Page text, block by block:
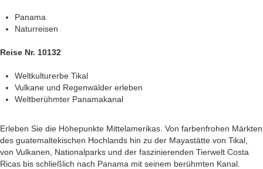
Panama
Naturreisen
Reise Nr. 10132
Weltkulturerbe Tikal
Vulkane und Regenwälder erleben
Weltberühmter Panamakanal
Erleben Sie die Höhepunkte Mittelamerikas. Von farbenfrohen Märkten
des guatemaltekischen Hochlands hin zu der Mayastätte von Tikal,
von Vulkanen, Nationalparks und der faszinierenden Tierwelt Costa
Ricas bis schließlich nach Panama mit seinem berühmten Kanal.